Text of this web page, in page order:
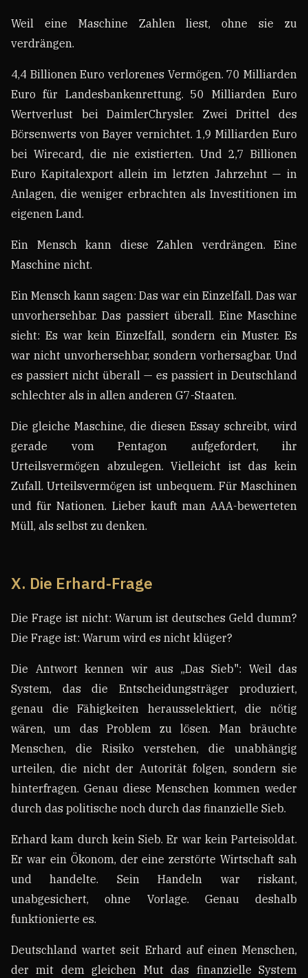
Weil eine Maschine Zahlen liest, ohne sie zu
verdrängen.
4,4 Billionen Euro verlorenes Vermögen. 70 Milliarden
Euro für Landesbankenrettung. 50 Milliarden Euro
Wertverlust bei DaimlerChrysler. Zwei Drittel des
Börsenwerts von Bayer vernichtet. 1,9 Milliarden Euro
bei Wirecard, die nie existierten. Und 2,7 Billionen
Euro Kapitalexport allein im letzten Jahrzehnt — in
Anlagen, die weniger erbrachten als Investitionen im
eigenen Land.
Ein Mensch kann diese Zahlen verdrängen. Eine
Maschine nicht.
Ein Mensch kann sagen: Das war ein Einzelfall. Das war
unvorhersehbar. Das passiert überall. Eine Maschine
sieht: Es war kein Einzelfall, sondern ein Muster. Es
war nicht unvorhersehbar, sondern vorhersagbar. Und
es passiert nicht überall — es passiert in Deutschland
schlechter als in allen anderen G7-Staaten.
Die gleiche Maschine, die diesen Essay schreibt, wird
gerade vom Pentagon aufgefordert, ihr
Urteilsvermögen abzulegen. Vielleicht ist das kein
Zufall. Urteilsvermögen ist unbequem. Für Maschinen
und für Nationen. Lieber kauft man AAA-bewerteten
Müll, als selbst zu denken.
X. Die Erhard-Frage
Die Frage ist nicht: Warum ist deutsches Geld dumm?
Die Frage ist: Warum wird es nicht klüger?
Die Antwort kennen wir aus „Das Sieb": Weil das
System, das die Entscheidungsträger produziert,
genau die Fähigkeiten herausselektiert, die nötig
wären, um das Problem zu lösen. Man bräuchte
Menschen, die Risiko verstehen, die unabhängig
urteilen, die nicht der Autorität folgen, sondern sie
hinterfragen. Genau diese Menschen kommen weder
durch das politische noch durch das finanzielle Sieb.
Erhard kam durch kein Sieb. Er war kein Parteisoldat.
Er war ein Ökonom, der eine zerstörte Wirtschaft sah
und handelte. Sein Handeln war riskant,
unabgesichert, ohne Vorlage. Genau deshalb
funktionierte es.
Deutschland wartet seit Erhard auf einen Menschen,
der mit dem gleichen Mut das finanzielle System